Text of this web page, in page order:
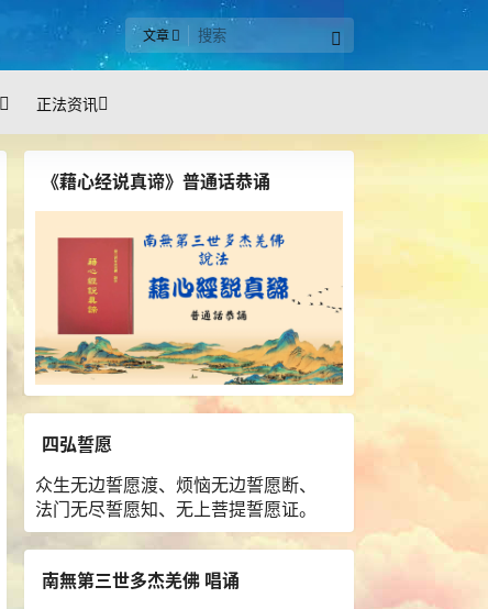
文章
正法资讯
《藉心经说真谛》普通话恭诵
四弘誓愿
众生无边誓愿渡、烦恼无边誓愿断、
法门无尽誓愿知、无上菩提誓愿证。
南無第三世多杰羌佛 唱诵